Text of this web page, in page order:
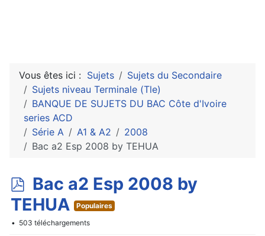
Vous êtes ici : Sujets
Sujets du Secondaire
Sujets niveau Terminale (Tle)
BANQUE DE SUJETS DU BAC Côte d'Ivoire
series ACD
Série A
A1 & A2
2008
Bac a2 Esp 2008 by TEHUA
p
d
f
Bac a2 Esp 2008 by
TEHUA
Populaires
503 téléchargements